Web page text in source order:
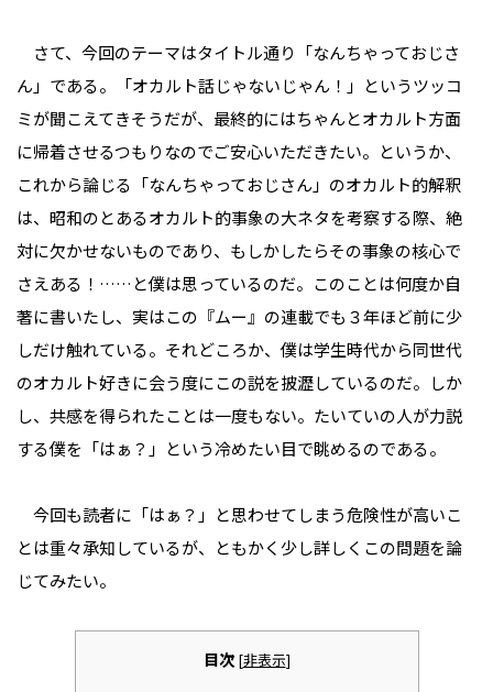
さて、今回のテーマはタイトル通り「なんちゃっておじさ
ん」である。「オカルト話じゃないじゃん！」というツッコ
ミが聞こえてきそうだが、最終的にはちゃんとオカルト方面
に帰着させるつもりなのでご安心いただきたい。というか、
これから論じる「なんちゃっておじさん」のオカルト的解釈
は、昭和のとあるオカルト的事象の大ネタを考察する際、絶
対に欠かせないものであり、もしかしたらその事象の核心で
さえある！……と僕は思っているのだ。このことは何度か自
著に書いたし、実はこの『ムー』の連載でも３年ほど前に少
しだけ触れている。それどころか、僕は学生時代から同世代
のオカルト好きに会う度にこの説を披瀝しているのだ。しか
し、共感を得られたことは一度もない。たいていの人が力説
する僕を「はぁ？」という冷めたい目で眺めるのである。
今回も読者に「はぁ？」と思わせてしまう危険性が高いこ
とは重々承知しているが、ともかく少し詳しくこの問題を論
じてみたい。
目次 [非表示]